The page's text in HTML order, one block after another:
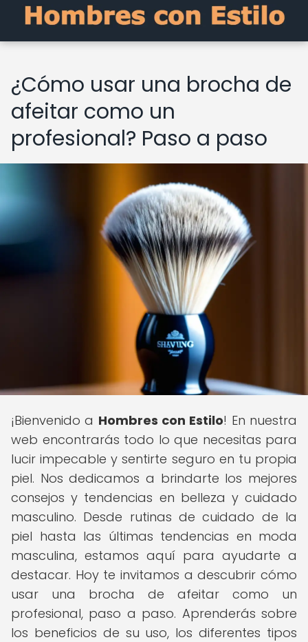
¿Cómo usar una brocha de
afeitar como un
profesional? Paso a paso
¡Bienvenido a Hombres con Estilo! En nuestra
web encontrarás todo lo que necesitas para
lucir impecable y sentirte seguro en tu propia
piel. Nos dedicamos a brindarte los mejores
consejos y tendencias en belleza y cuidado
masculino. Desde rutinas de cuidado de la
piel hasta las últimas tendencias en moda
masculina, estamos aquí para ayudarte a
destacar. Hoy te invitamos a descubrir cómo
usar una brocha de afeitar como un
profesional, paso a paso. Aprenderás sobre
los beneficios de su uso, los diferentes tipos